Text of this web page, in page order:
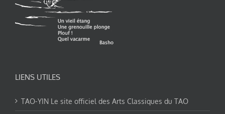
LIENS UTILES
TAO-YIN Le site officiel des Arts Classiques du TAO